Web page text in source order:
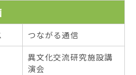
つながる通信
異文化交流研究施設講
演会